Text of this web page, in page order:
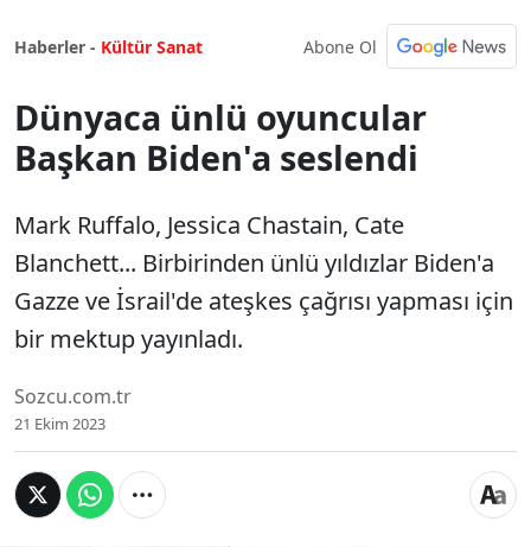
Haberler - Kültür Sanat Abone Ol
Dünyaca ünlü oyuncular
Başkan Biden'a seslendi
Mark Ruffalo, Jessica Chastain, Cate
Blanchett... Birbirinden ünlü yıldızlar Biden'a
Gazze ve İsrail'de ateşkes çağrısı yapması için
bir mektup yayınladı.
Sozcu.com.tr
21 Ekim 2023